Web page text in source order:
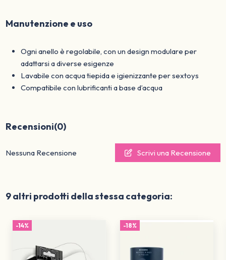
Manutenzione e uso
Ogni anello è regolabile, con un design modulare per
adattarsi a diverse esigenze
Lavabile con acqua tiepida e igienizzante per sextoys
Compatibile con lubrificanti a base d’acqua
Recensioni(0)
Nessuna Recensione Scrivi una Recensione
9 altri prodotti della stessa categoria:
-14% -18%